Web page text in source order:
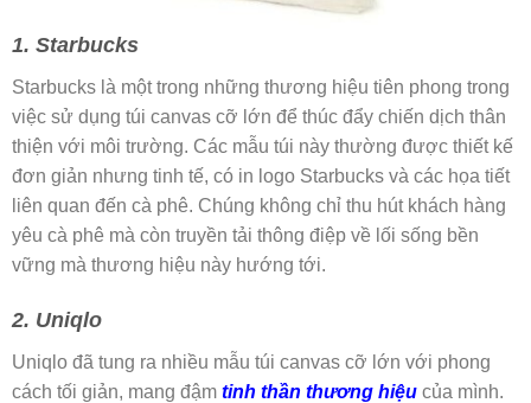
1. Starbucks
Starbucks là một trong những thương hiệu tiên phong trong
việc sử dụng túi canvas cỡ lớn để thúc đẩy chiến dịch thân
thiện với môi trường. Các mẫu túi này thường được thiết kế
đơn giản nhưng tinh tế, có in logo Starbucks và các họa tiết
liên quan đến cà phê. Chúng không chỉ thu hút khách hàng
yêu cà phê mà còn truyền tải thông điệp về lối sống bền
vững mà thương hiệu này hướng tới.
2. Uniqlo
Uniqlo đã tung ra nhiều mẫu túi canvas cỡ lớn với phong
cách tối giản, mang đậm tinh thần thương hiệu của mình.